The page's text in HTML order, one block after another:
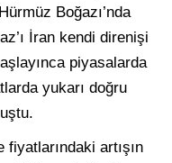
Boğazı’nda
İran kendi direnişi
piyasalarda
yukarı doğru
artışın